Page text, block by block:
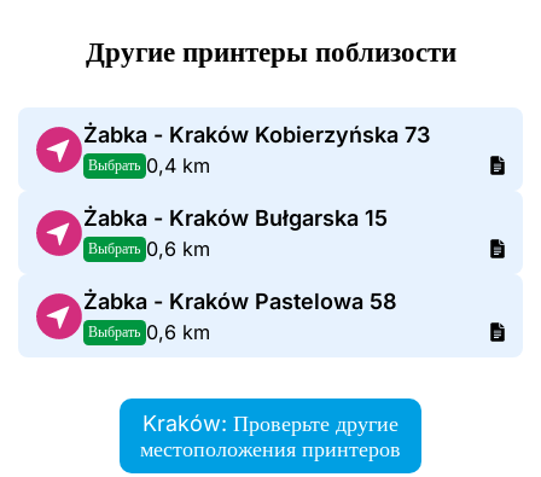
Другие принтеры поблизости
Żabka - Kraków Kobierzyńska 73
Выбрать 0,4 km
Żabka - Kraków Bułgarska 15
Выбрать 0,6 km
Żabka - Kraków Pastelowa 58
Выбрать 0,6 km
Kraków: Проверьте другие
местоположения принтеров